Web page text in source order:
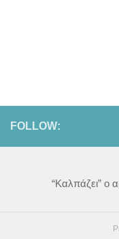
FOLLOW:
“Καλπάζει” ο